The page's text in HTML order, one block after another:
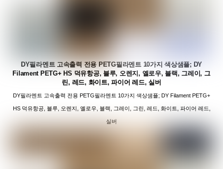
DY필라멘트 고속출력 전용 PETG필라멘트 10가지 색상샘플; DY
Filament PETG+ HS 덕유항공, 블루, 오렌지, 옐로우, 블랙, 그레이, 그
린, 레드, 화이트, 파이어 레드, 실버
DY필라멘트 고속출력 전용 PETG필라멘트 10가지 색상샘플; DY Filament PETG+
HS 덕유항공, 블루, 오렌지, 옐로우, 블랙, 그레이, 그린, 레드, 화이트, 파이어 레드,
실버